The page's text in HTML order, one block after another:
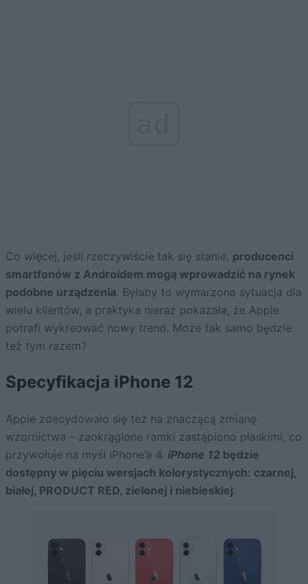
Co więcej, jeśli rzeczywiście tak się stanie, producenci
smartfonów z Androidem mogą wprowadzić na rynek
podobne urządzenia. Byłaby to wymarzona sytuacja dla
wielu klientów, a praktyka nieraz pokazała, że Apple
potrafi wykreować nowy trend. Może tak samo będzie
też tym razem?
Specyfikacja iPhone 12
Apple zdecydowało się też na znaczącą zmianę
wzornictwa – zaokrąglone ramki zastąpiono płaskimi, co
przywołuje na myśl iPhone’a 4. iPhone 12 będzie
dostępny w pięciu wersjach kolorystycznych: czarnej,
białej, PRODUCT RED, zielonej i niebieskiej.